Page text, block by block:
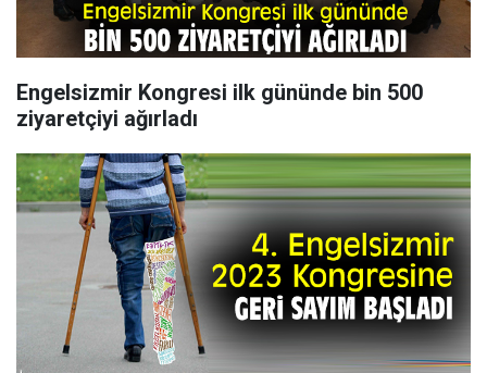
Engelsizmir Kongresi ilk gününde bin 500
ziyaretçiyi ağırladı